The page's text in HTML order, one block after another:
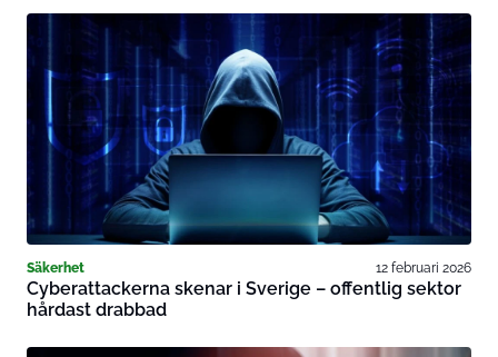
Säkerhet 12 februari 2026
Cyberattackerna skenar i Sverige – offentlig sektor
hårdast drabbad